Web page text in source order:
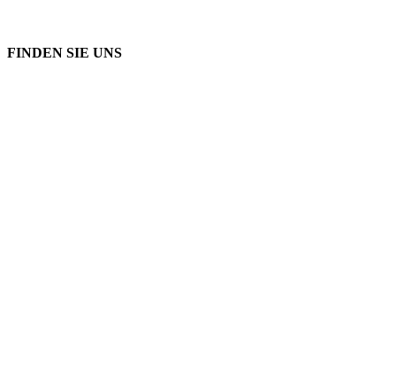
FINDEN SIE UNS